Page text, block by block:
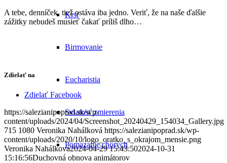
Krst
Birmovanie
Eucharistia
Sviatosť zmierenia
Pomazanie chorých
A tebe, denníček, tiež ostáva iba jedno. Veriť, že na naše ďalšie
zážitky nebudeš musieť čakať príliš dlho…
Zdielať na
Zdielať Facebook
https://salezianipoprad.sk/wp-
content/uploads/2024/04/Screenshot_20240429_154034_Gallery.jpg
715 1080 Veronika Nahálková https://salezianipoprad.sk/wp-
content/uploads/2020/10/logo_oratko_s_okrajom_mensie.png
Veronika Nahálková2024-04-29 15:43:502024-10-31
15:16:56Duchovná obnova animátorov